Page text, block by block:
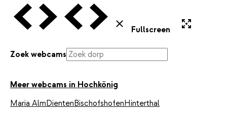
Vorige Webcam
Volgende Webcam
Vorige Webcam
Volgende Webcam
Sluiten
Fullscreen
Zoek webcams
Meer webcams in Hochkönig
Maria AlmDientenBischofshofenHinterthal